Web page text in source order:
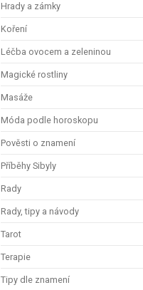
Hrady a zámky
Koření
Léčba ovocem a zeleninou
Magické rostliny
Masáže
Móda podle horoskopu
Pověsti o znamení
Příběhy Sibyly
Rady
Rady, tipy a návody
Tarot
Terapie
Tipy dle znamení